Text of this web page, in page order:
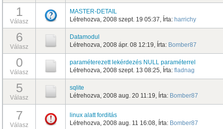
1
Válasz
MASTER-DETAIL
Létrehozva, 2008 szept. 19 05:37, Írta: harrichy
6
Válasz
Datamodul
Létrehozva, 2008 ápr. 08 12:19, Írta: Bomber87
0
Válasz
paraméterezett lekérdezés NULL paraméterrel
Létrehozva, 2008 szept. 13 08:25, Írta: fladnag
5
Válasz
sqlite
Létrehozva, 2008 aug. 20 11:19, Írta: Bomber87
7
Válasz
linux alatt forditás
Létrehozva, 2008 aug. 11 16:08, Írta: Bomber87